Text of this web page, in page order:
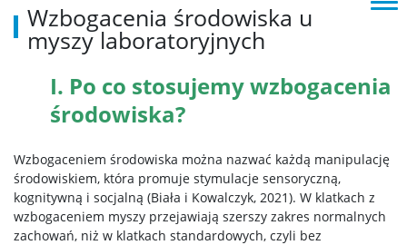
Wzbogacenia środowiska u
myszy laboratoryjnych
I. Po co stosujemy wzbogacenia
środowiska?
Wzbogaceniem środowiska można nazwać każdą manipulację
środowiskiem, która promuje stymulacje sensoryczną,
kognitywną i socjalną (Biała i Kowalczyk, 2021). W klatkach z
wzbogaceniem myszy przejawiają szerszy zakres normalnych
zachowań, niż w klatkach standardowych, czyli bez